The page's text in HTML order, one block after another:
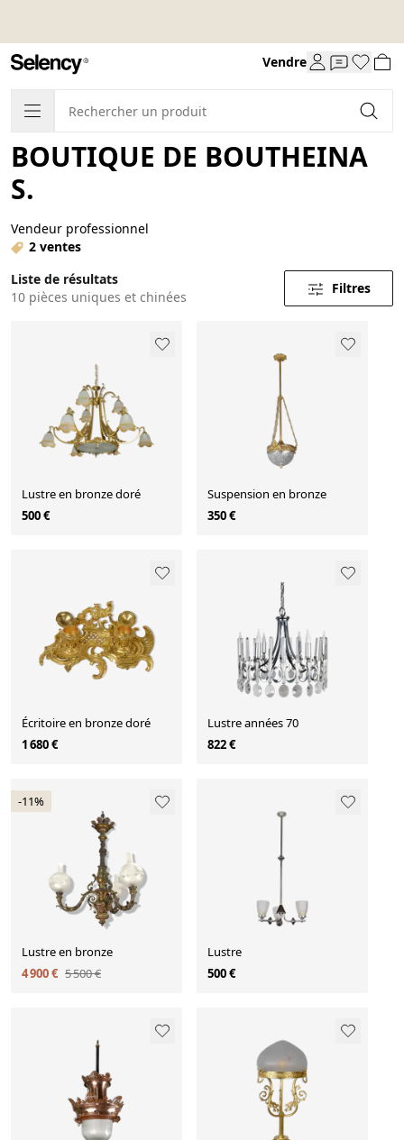
Vendre
BOUTIQUE DE BOUTHEINA
S.
Vendeur professionnel
2 ventes
Liste de résultats
10 pièces uniques et chinées
Filtres
Lustre en bronze doré
500 €
Suspension en bronze
350 €
Écritoire en bronze doré
1 680 €
Lustre années 70
822 €
-11%
Lustre en bronze
4 900 € 5 500 €
Lustre
500 €